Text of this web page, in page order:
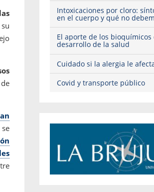
Intoxicaciones por cloro:
en el cuerpo y qué no
El aporte de los bioquímicos
desarrollo de la salud
Cuidado si la alergia le
Covid y transporte público